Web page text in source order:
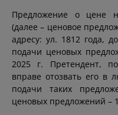
Предложение о цене
(далее – ценовое
адресу: ул. 1812 года,
подачи ценовых
2025 г. Претендент,
вправе отозвать его в
подачи таких
ценовых предложений –